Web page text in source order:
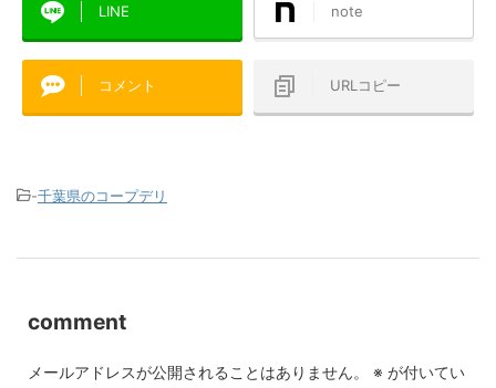
LINE note
コメント URLコピー
-千葉県のコープデリ
comment
メールアドレスが公開されることはありません。 ※ が付いてい